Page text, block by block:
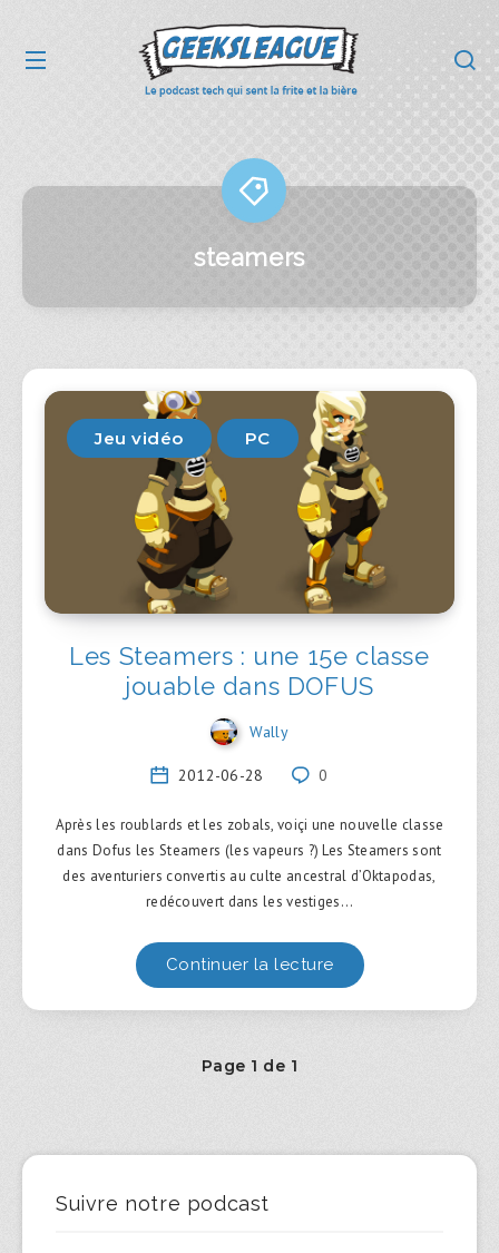
steamers
Jeu vidéo PC
Les Steamers : une 15e classe
jouable dans DOFUS
Wally
2012-06-28 0
Après les roublards et les zobals, voiçi une nouvelle classe
dans Dofus les Steamers (les vapeurs ?) Les Steamers sont
des aventuriers convertis au culte ancestral d’Oktapodas,
redécouvert dans les vestiges…
Continuer la lecture
Page 1 de 1
Suivre notre podcast